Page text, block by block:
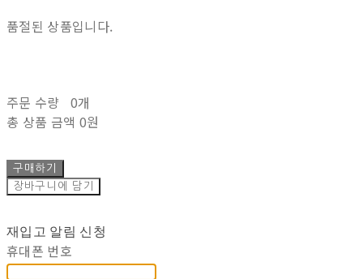
품절된 상품입니다.
주문 수량
0개
총 상품 금액 0원
구매하기
장바구니에 담기
재입고 알림 신청
휴대폰 번호